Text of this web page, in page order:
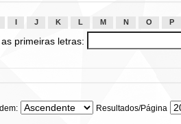
J K L M N O P
primeiras letras:
Resultados/Página